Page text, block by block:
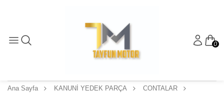
0
Ana Sayfa KANUNİ YEDEK PARÇA CONTALAR